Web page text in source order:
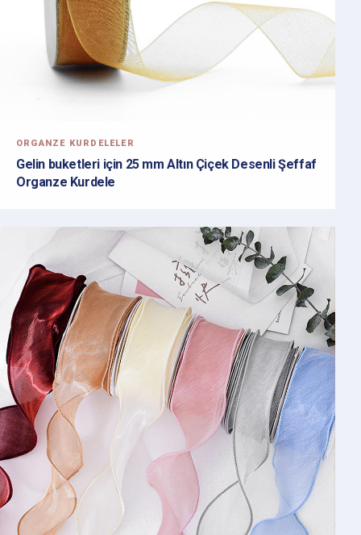
ORGANZE KURDELELER
Gelin buketleri için 25 mm Altın Çiçek Desenli Şeffaf
Organze Kurdele